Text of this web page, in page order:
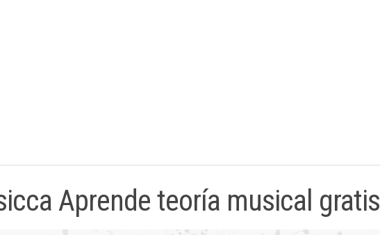
Aprende teoría musical gratis